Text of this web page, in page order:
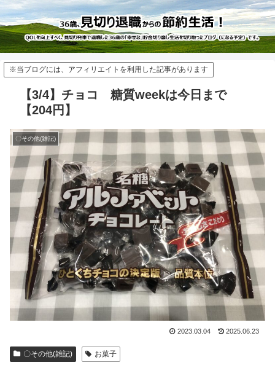
※当ブログには、アフィリエイトを利用した記事があります
【3/4】チョコ 糖質weekは今日まで
【204円】
〇その他(雑記)
2023.03.04 2025.06.23
〇その他(雑記) お菓子